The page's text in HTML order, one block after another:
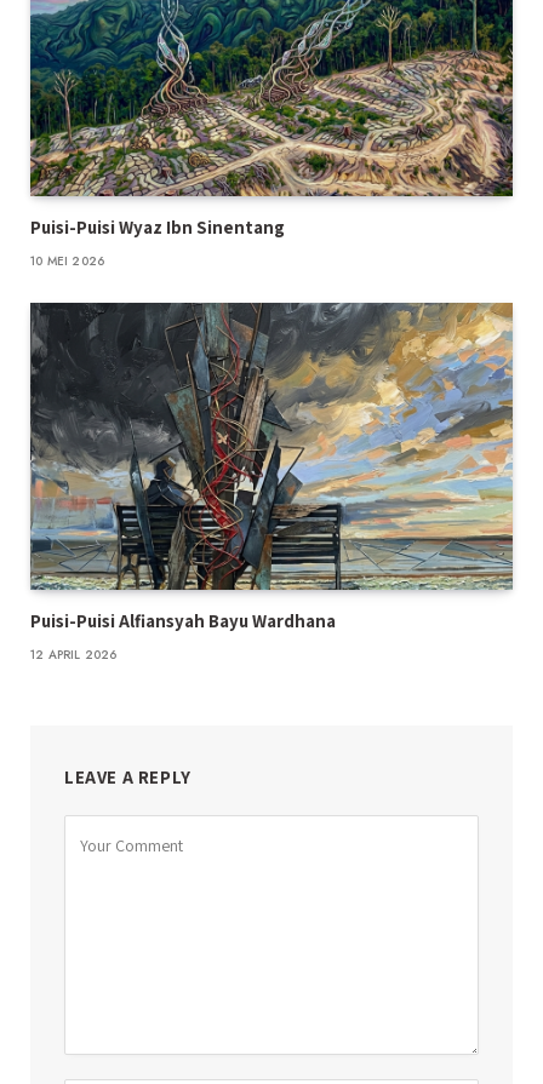
Puisi-Puisi Wyaz Ibn Sinentang
10 MEI 2026
Puisi-Puisi Alfiansyah Bayu Wardhana
12 APRIL 2026
LEAVE A REPLY